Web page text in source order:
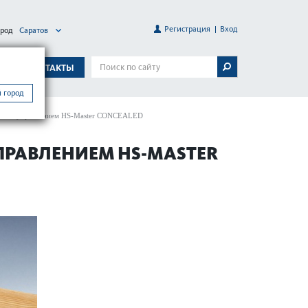
КОНТАКТЫ
город
Саратов Регистрация Вход
управлением HS-Master CON­CEALED
HS-MASTER